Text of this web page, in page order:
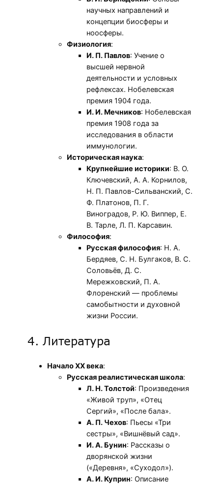
научных направлений и
концепции биосферы и
ноосферы.
Физиология:
И. П. Павлов: Учение о
высшей нервной
деятельности и условных
рефлексах. Нобелевская
премия 1904 года.
И. И. Мечников: Нобелевская
премия 1908 года за
исследования в области
иммунологии.
Историческая наука:
Крупнейшие историки: В. О.
Ключевский, А. А. Корнилов,
Н. П. Павлов-Сильванский, С.
Ф. Платонов, П. Г.
Виноградов, Р. Ю. Виппер, Е.
В. Тарле, Л. П. Карсавин.
Философия:
Русская философия: Н. А.
Бердяев, С. Н. Булгаков, В. С.
Соловьёв, Д. С.
Мережковский, П. А.
Флоренский — проблемы
самобытности и духовной
жизни России.
4. Литература
Начало XX века:
Русская реалистическая школа:
Л. Н. Толстой: Произведения
«Живой труп», «Отец
Сергий», «После бала».
А. П. Чехов: Пьесы «Три
сестры», «Вишнёвый сад».
И. А. Бунин: Рассказы о
дворянской жизни
(«Деревня», «Суходол»).
А. И. Куприн: Описание